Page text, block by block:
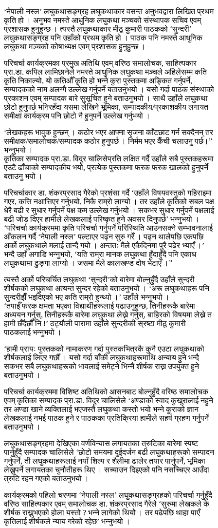
‘नेपाली नस्ल’ लघुकथासङ्ग्रह लघुकथाकार वसन्त अनुभवद्वारा लिखित प्रथम
कृति हो । अनुभव नमस्ते आधुनिक लघुकथा मञ्चको संस्थापक सचिव एवम्
प्रशासक हुनुहुन्छ । त्यस्तै लघुकथाकार मीठू कुमारी पाठकको ‘सुन्दरी’
लघुकथासङ्ग्रह पनि उहाँको प्रथम कृति हो । पाठक पनि नमस्ते आधुनिक
लघुकथा मञ्चको कोषाध्यक्ष एवम् प्रशासक हुनुहुन्छ ।
परिचर्चा कार्यक्रमका प्रमुख अतिथि एवम् वरिष्ठ समालोचक, साहित्यकार
प्रा.डा. कपिल लामिछानेले नमस्ते आधुनिक लघुकथा मञ्चले अहिलेसम्म कति
कृति निकाल्यो, यो कतिऔँ कृति हो भन्ने कुरा पुस्तकमा अङ्कित गर्नुपर्ने,
सम्पादकको नाम अलग्गै उल्लेख गर्नुपर्ने बताउनुभयो । यसो गर्दा पाठक संस्थाको
प्रकाशन एवम् सम्पादक बारे सुसूचित हुने बताउनुभयो । साथै उहाँले लघुकथा
छोटो हुनुपर्छ भनिरहँदा यसमा लेखिने भूमिका, सम्पादकीय/प्रकाशकीय लगायत
समीक्षा कार्यक्रम पनि छोटो नै हुनुपर्ने उल्लेख गर्नुभयो ।
‘लेखकहरू भावुक हुन्छन् । कठोर भएर आफ्ना सृजना काँटछाट गर्न सक्दैनन् तर
समीक्षक/समालोचक/सम्पादक कठोर हुनुपर्छ । निर्मम भएर कैँची चलाउनु पर्छ।”
भन्नुभयो ।
कृतिका सम्पादक प्रा.डा. विदुर चालिसेप्रति लक्षित गर्दै उहाँले सबै पुस्तकहरूमा
एउटै ढाँचाको सम्पादकीय भयो, प्रत्येक पुस्तकमा फरक फरक खालको हुनुपर्ने
बताउनु भयो ।
परिचर्चाकार डा. शंकरप्रसाद गैरेको प्रशंसा गर्दै ‘उहाँले विषयवस्तुको गहिराइमा
गएर, कत्ति नआत्तिएर गर्नुभयो, निकै राम्रो लाग्यो । तर उहाँले कृतिको सबल पक्ष
धेरै बढी र सुधार गर्नुपर्ने पक्ष कम उल्लेख गर्नुभयो । सकभर सुधार गर्नुपर्ने पक्षलाई
बढी जोड दिएर हामीले लेखकलाई परिष्कृत हुने अवसर दिनुपर्छ’ भन्नुभयो ।
‘परिचर्चा कार्यक्रममा कृति परिचर्चा गर्नुपर्ने परिस्थिति आउनसक्ने सम्भावनालाई
आँकलन गर्दै ‘नेपाली नस्ल’ पल्टाएर पढ्न सुरु गरेँ । पढ्न थालेपछि एकपछि
अर्को लघुकथाले मलाई तान्दै गयो । अन्ततः मैले एकैदिनमा पुरै पढेर भ्याएँ ।’
भन्दै उहाँ अगाडि भन्नुभयो, ‘यति राम्रा मानक लघुकथा हुँदाहुँदै पनि एकाध
लघुकथामा ढुङ्गा लाग्यो । जसमा मैले कालखण्ड दोष भेटाएँ ।”
त्यस्तै अर्को परिचर्चित लघुकथा ‘सुन्दरी’को बारेमा बोल्नुहुँदै उहाँले सुन्दरी
शीर्षकको लघुकथा अत्यन्त सुन्दर रहेको बताउनुभयो । ‘अरू लघुकथाहरू पनि
सुन्दरीझैँ भइदिएको भए कति राम्रो हुन्थ्यो ।’ उहाँले भन्नुभयो ।
‘तपाईँ फरक क्षमता भएका विद्यार्थीहरूलाई पढाउनुहुन्छ, तिनीहरूकै बारेमा
अध्ययन गर्नुस्, तिनीहरूकै बारेमा लघुकथा लेख्ने गर्नुस्, बाहिरको विषयमा लेख्ने त
हामी छँदैछौँ नि !’ ठट्यौली पारामा उहाँले सुन्दरीकी स्रष्टा मीठू कुमारी
पाठकलाई भन्नुभयो ।
‘हामी प्रायः पुस्तकको नामाकरण गर्दा पुस्तकभित्रकै कुनै एउटा लघुकथाको
शीर्षकलाई लिएर गर्छौँ । यसो गर्दा बाँकी लघुकथाहरूमाथि अन्याय हुने भन्दै
सकभर सबै लघुकथाहरूको भावलाई समेट्ने भिन्नै शीर्षक राख्न उपयुक्त हुने
बताउनुभयो ।
परिचर्चा कार्यक्रममा विशिष्ट अतिथिको आसनबाट बोल्नुहुँदै वरिष्ठ समालोचक
एवम् कृतिका सम्पादक प्रा.डा. विदुर चालिसेले ‘अण्डाको स्वाद कुखुरालाई नहुने
तर अण्डा खाने व्यक्तिलाई भएजस्तै लघुकथा कस्तो भयो भन्ने कुराको ज्ञान
लेखकलाई नभई पाठक हुने र पाठकका प्रतिक्रिया हामीले सहर्ष ग्रहण गर्नुपर्ने
बताउनुभयो ।
लघुकथासङ्ग्रहमा देखिएका वर्णविन्यास लगायतका त्रुटिका बारेमा स्पष्ट
पार्नुहुँदै सम्पादक चालिसेले ‘छोटो समयमा दुईदर्जन बढी लघुकथाहरूको सम्पादन
गर्नुपर्ने, ती लघुकथाहरूलाई नयाँ शिल्प र शैलीमा ढालेर तयार पार्नुपर्ने, भूमिका
लेख्नुपर्ने लगायतका चुनौतीहरू थिए । सच्याउन दिइएको पनि नसच्चिएर आउँदा
त्रुटि रहन गएको बताउनुभयो ।
कार्यक्रमको पहिलो चरणमा ‘नेपाली नस्ल’ लघुकथासङ्ग्रहको परिचर्चा गर्नुहुँदै
वरिष्ठ साहित्यकार एवम् समालोचक डा. शंकरप्रसाद गैरेले ‘सुरुमा लेखकले के
शीर्षक राख्नुभएको होला यस्तो ? भन्ने लागेको थियोे । तर पढेपछि थाहा पाएँ
कृतिलाई शीर्षकले न्याय गरेको रहेछ’ भन्नुभयो ।